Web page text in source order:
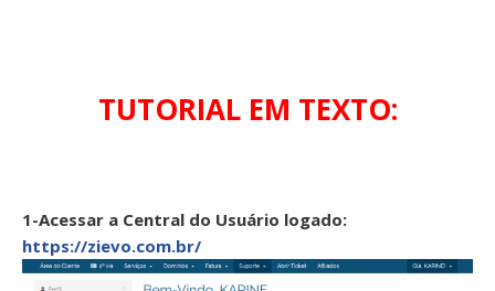
TUTORIAL EM TEXTO:
1-Acessar a Central do Usuário logado:
https://zievo.com.br/